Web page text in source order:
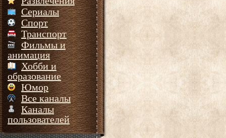
Сериалы
Спорт
Транспорт
Фильмы и
анимация
Хобби и
образование
Юмор
Все каналы
Каналы
пользователей